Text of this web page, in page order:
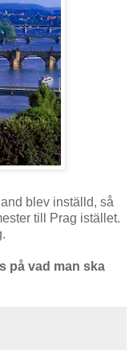
blev inställd, så
till Prag istället.
på vad man ska